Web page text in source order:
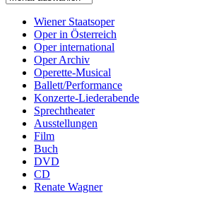
Wiener Staatsoper
Oper in Österreich
Oper international
Oper Archiv
Operette-Musical
Ballett/Performance
Konzerte-Liederabende
Sprechtheater
Ausstellungen
Film
Buch
DVD
CD
Renate Wagner